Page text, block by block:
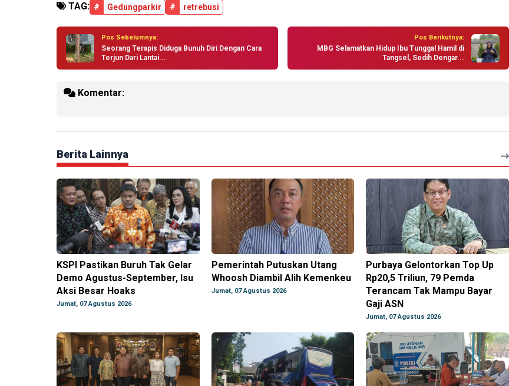
TAG: # Gedungparkir # retrebusi
Pos Sebelumnya:
Seorang Terapis Diduga Bunuh Diri Dengan Cara
Terjun Dari Lantai...
Pos Berikutnya:
MBG Selamatkan Hidup Ibu Tunggal Hamil di
Tangsel, Sedih Dengar...
Komentar:
Berita Lainnya
KSPI Pastikan Buruh Tak Gelar
Demo Agustus-September, Isu
Aksi Besar Hoaks
Jumat, 07 Agustus 2026
Pemerintah Putuskan Utang
Whoosh Diambil Alih Kemenkeu
Jumat, 07 Agustus 2026
Purbaya Gelontorkan Top Up
Rp20,5 Triliun, 79 Pemda
Terancam Tak Mampu Bayar
Gaji ASN
Jumat, 07 Agustus 2026